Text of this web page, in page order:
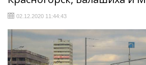
02.12.2020 11:44:43